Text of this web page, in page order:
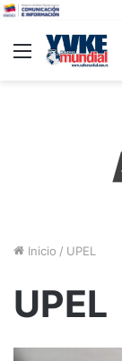
Menu
Inicio / UPEL
UPEL